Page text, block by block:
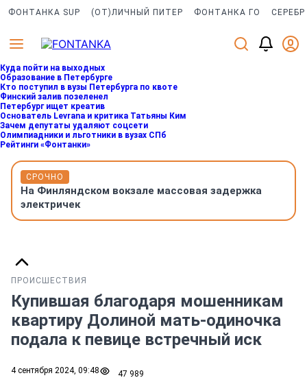
ФОНТАНКА SUP (ОТ)ЛИЧНЫЙ ПИТЕР ФОНТАНКА ГО
Куда пойти на выходных
Образование в Петербурге
Кто поступил в вузы Петербурга по квоте
Финский залив позеленел
Петербург ищет креатив
Основатель Levrana и критика Татьяны Ким
Зачем депутаты удаляют соцсети
Олимпиадники и льготники в вузах СПб
Рейтинги «Фонтанки»
СРОЧНО
На Финляндском вокзале массовая задержка
электричек
ПРОИСШЕСТВИЯ
Купившая благодаря мошенникам
квартиру Долиной мать-одиночка
подала к певице встречный иск
4 сентября 2024, 09:48 47 989